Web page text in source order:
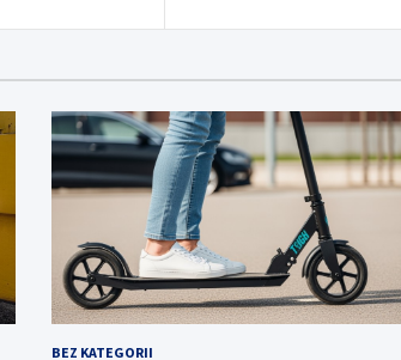
BEZ KATEGORII